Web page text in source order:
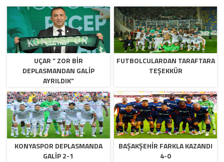
UÇAR ” ZOR BIR
DEPLASMANDAN GALIP
AYRILDIK”
FUTBOLCULARDAN TARAFTARA
TEŞEKKÜR
KONYASPOR DEPLASMANDA
GALİP 2-1
BAŞAKŞEHİR FARKLA KAZANDI
4-0